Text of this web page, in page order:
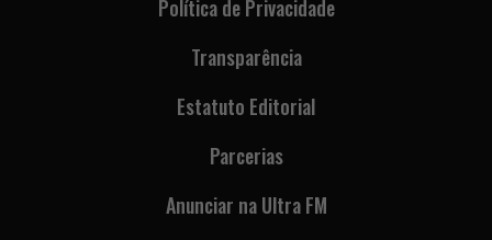
Política de Privacidade
Transparência
Estatuto Editorial
Parcerias
Anunciar na Ultra FM